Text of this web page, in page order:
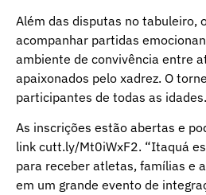
Além das disputas no tabuleiro,
acompanhar partidas
ambiente de convivência entre
apaixonados pelo xadrez. O
participantes de todas as idades.
As inscrições estão abertas e
link cutt.ly/Mt0iWxF2. “Itaquá
para receber atletas, famílias e
em um grande evento de